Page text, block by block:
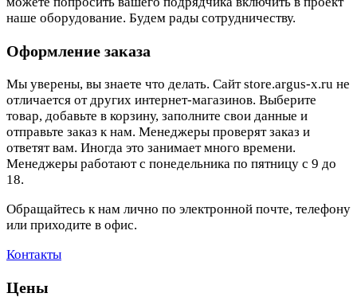
наше оборудование. Будем рады сотрудничеству.
Оформление заказа
Мы уверены, вы знаете что делать. Сайт store.argus-x.ru не
отличается от других интернет-магазинов. Выберите
товар, добавьте в корзину, заполните свои данные и
отправьте заказ к нам. Менеджеры проверят заказ и
ответят вам. Иногда это занимает много времени.
Менеджеры работают с понедельника по пятницу с 9 до
18.
Обращайтесь к нам лично по электронной почте, телефону
или приходите в офис.
Контакты
Цены